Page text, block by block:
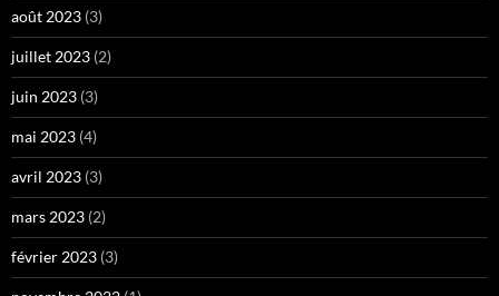
août 2023 (3)
juillet 2023 (2)
juin 2023 (3)
mai 2023 (4)
avril 2023 (3)
mars 2023 (2)
février 2023 (3)